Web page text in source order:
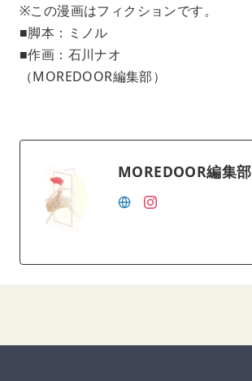
※この漫画はフィクションです。
■脚本：ミノル
■作画：石川ナオ
（MOREDOOR編集部）
MOREDOOR編集部